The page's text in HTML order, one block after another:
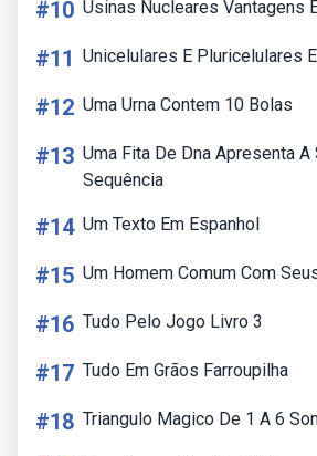
#10 Usinas Nucleares Vantagens
#11 Unicelulares E Pluricelulares
#12 Uma Urna Contem 10 Bolas
#13 Uma Fita De Dna Apresenta A
Sequência
#14 Um Texto Em Espanhol
#15 Um Homem Comum Com
#16 Tudo Pelo Jogo Livro 3
#17 Tudo Em Grãos Farroupilha
#18 Triangulo Magico De 1 A 6